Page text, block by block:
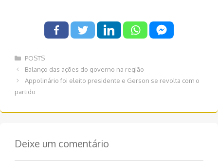
Categorias
POSTS
Navegação
Balanço das ações do governo na região
Appolinário foi eleito presidente e Gerson se revolta com o
partido
Deixe um comentário